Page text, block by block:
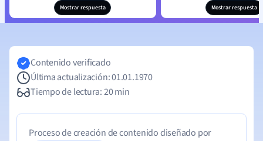
Mostrar respuesta Mostrar respuesta
Contenido verificado
Última actualización: 01.01.1970
Tiempo de lectura: 20 min
Proceso de creación de contenido diseñado por